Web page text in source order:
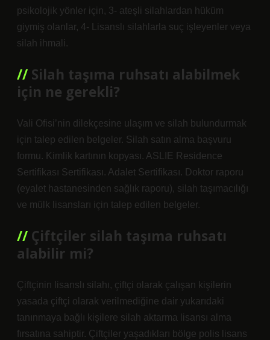
psikolojik yönler için, 3- ateşli silahlardan hüküm
giymiş olanlar, 4- Lisanslı silahlarla suç işleyenler veya
silah ihmali.
Silah taşıma ruhsatı alabilmek
için ne gerekli?
Vali Ofisi’nin dilekçesine ulaşım ve silah bulundurmak
için talep edilen belgeler. Silah satın alma başvuru
formu. Kimlik kartının kopyası. ASLIE Residence
Sertifikası Sertifikası. Adalet Sertifikası. Doktor raporu
(eyalet hastanesinden sağlık raporu), silah taşımacılığı
ve mülk lisansları için talep edilen belgeler.
Çiftçiler silah taşıma ruhsatı
alabilir mi?
Çiftçinin lisanslı silahı, çiftçi olarak çalışan kişilerin
yasada çiftçi olarak verilmediğine dair yukarıdaki
tanınmaya bağlı kişilere silah aktarma lisansı alma
fırsatına sahiptir. Çiftçiler yaşadıkları bölge polis lisans